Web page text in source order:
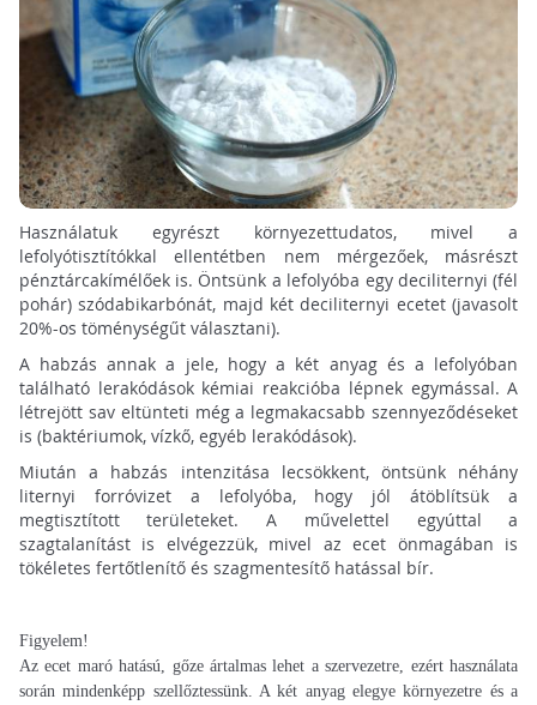
Használatuk egyrészt környezettudatos, mivel a
lefolyótisztítókkal ellentétben nem mérgezőek, másrészt
pénztárcakímélőek is. Öntsünk a lefolyóba egy deciliternyi (fél
pohár) szódabikarbónát, majd két deciliternyi ecetet (javasolt
20%-os töménységűt választani).
A habzás annak a jele, hogy a két anyag és a lefolyóban
található lerakódások kémiai reakcióba lépnek egymással. A
létrejött sav eltünteti még a legmakacsabb szennyeződéseket
is (baktériumok, vízkő, egyéb lerakódások).
Miután a habzás intenzitása lecsökkent, öntsünk néhány
liternyi forróvizet a lefolyóba, hogy jól átöblítsük a
megtisztított területeket. A művelettel egyúttal a
szagtalanítást is elvégezzük, mivel az ecet önmagában is
tökéletes fertőtlenítő és szagmentesítő hatással bír.
Figyelem!
Az ecet maró hatású, gőze ártalmas lehet a szervezetre, ezért használata
során mindenképp szellőztessünk. A két anyag elegye környezetre és a